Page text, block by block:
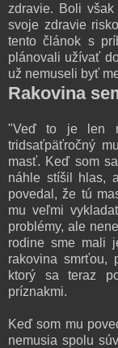
zdravie. Boli
svoje zdravie
tento článok s
plánovali užívať
už nemuseli byť
Rakovina
"Veď to je len
tridsaťpäťročný
masť. Keď som
náhle stíšil hlas,
povedal, že tú
mu veľmi
problémy, ale
rodine sme mali
rakovina smrťou,
ktorý sa teraz
príznakmi.
Keď som mu
nemusia spolu